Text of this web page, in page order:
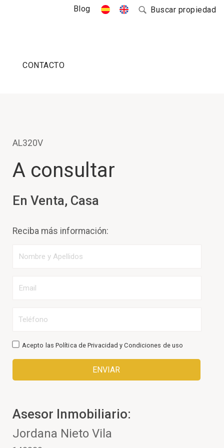
Buscar propiedad
Blog
CONTACTO
AL320V
A consultar
En Venta, Casa
Reciba más información:
Acepto las Política de Privacidad yCondiciones de uso
Asesor Inmobiliario:
Jordana Nieto Vila